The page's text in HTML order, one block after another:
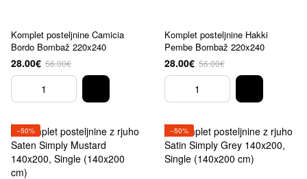
Komplet posteljnine Camicia
Bordo Bombaž 220x240
28.00€ 56.00€
Komplet posteljnine Hakki
Pembe Bombaž 220x240
28.00€ 56.00€
−50% −50%